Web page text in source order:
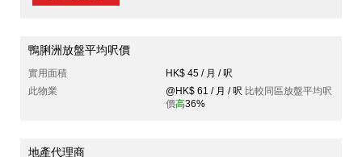
鴨脷洲放盤平均呎價
實用面積
HK$ 45 / 月 / 呎
此物業
@HK$ 61 / 月 / 呎 比較同區放盤平均呎
價高36%
地產代理商